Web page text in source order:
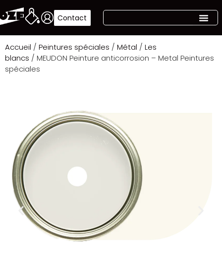
Contact
Accueil / Peintures spéciales / Métal / Les
blancs / MEUDON Peinture anticorrosion – Metal Peintures
spéciales